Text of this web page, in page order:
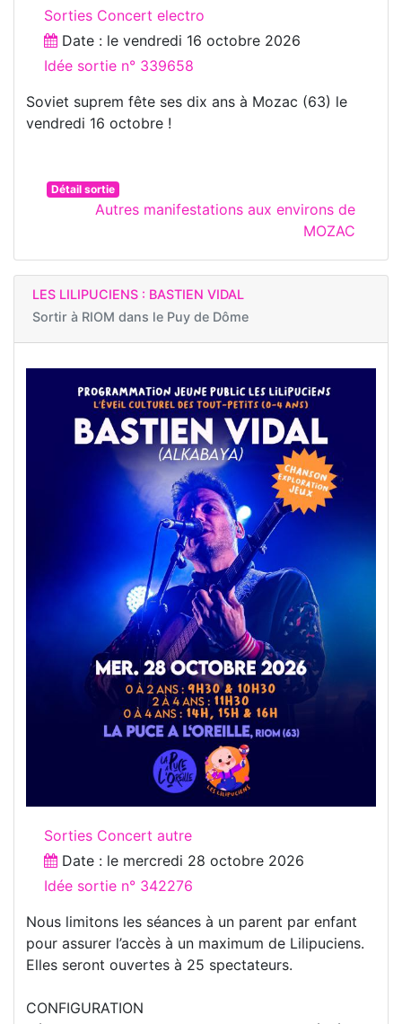
Sorties Concert electro
Date : le vendredi 16 octobre 2026
Idée sortie n° 339658
Soviet suprem fête ses dix ans à Mozac (63) le
vendredi 16 octobre !
Détail sortie
Autres manifestations aux environs de
MOZAC
LES LILIPUCIENS : BASTIEN VIDAL
Sortir à RIOM dans le Puy de Dôme
Sorties Concert autre
Date : le mercredi 28 octobre 2026
Idée sortie n° 342276
Nous limitons les séances à un parent par enfant
pour assurer l’accès à un maximum de Lilipuciens.
Elles seront ouvertes à 25 spectateurs.
CONFIGURATION